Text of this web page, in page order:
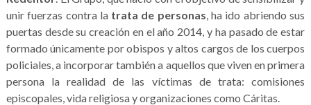
unir fuerzas contra la trata de personas , ha ido abriendo sus
puertas desde su creación en el año 2014, y ha pasado de estar
formado únicamente por obispos y altos cargos de los cuerpos
policiales, a incorporar también a aquellos que viven en primera
persona la realidad de las víctimas de trata: comisiones
episcopales, vida religiosa y organizaciones como Cáritas.